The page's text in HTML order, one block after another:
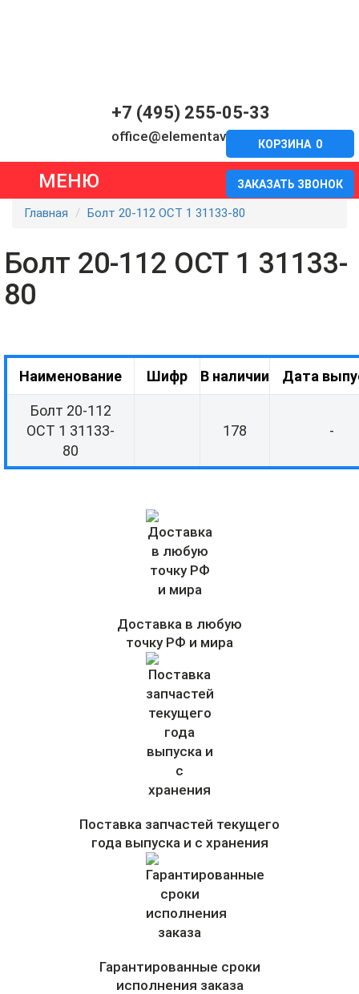
+7 (495) 255-05-33
office@elementavia.ru
ЗАКАЗАТЬ ЗВОНОК
КОРЗИНА 0
МЕНЮ
Главная Болт 20-112 ОСТ 1 31133-80
Болт 20-112 ОСТ 1 31133-
80
Наименование Шифр В наличии Дата
Болт 20-112
ОСТ 1 31133-
80
178 -
Доставка в любую
точку РФ и мира
Поставка запчастей текущего
года выпуска и с хранения
Гарантированные сроки
исполнения заказа